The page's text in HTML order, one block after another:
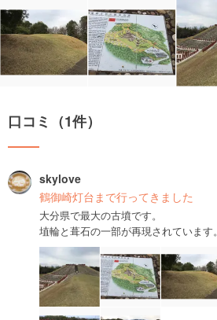
口コミ（1件）
skylove
鶴御崎灯台まで行ってきました
大分県で最大の古墳です。
埴輪と葺石の一部が再現されています。